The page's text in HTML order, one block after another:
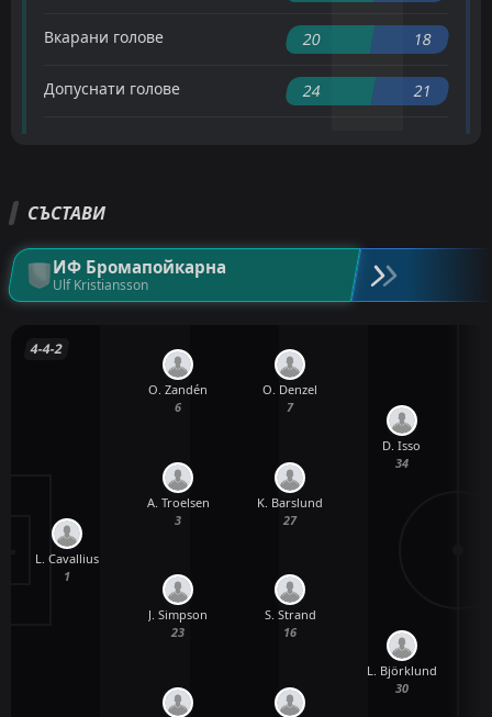
Вкарани голове 20 18
Допуснати голове 24 21
СЪСТАВИ
ИФ Бромапойкарна
Ulf Kristiansson
4-4-2
L. Cavallius
1
J. Simpson
23
A. Troelsen
3
O. Zandén
6
S. Strand
16
K. Barslund
27
O. Denzel
7
L. Björklund
30
D. Isso
34